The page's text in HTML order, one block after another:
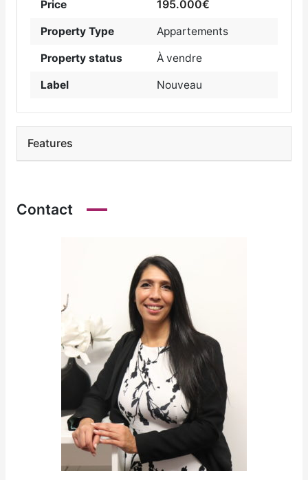
Price 195.000€
Property Type Appartements
Property status À vendre
Label Nouveau
Features
Contact